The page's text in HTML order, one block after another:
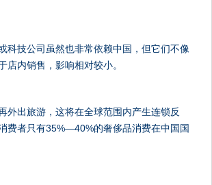
科技公司虽然也非常依赖中国，但它们不像
店内销售，影响相对较小。
外出旅游，这将在全球范围内产生连锁反
费者只有35%—40%的奢侈品消费在中国国